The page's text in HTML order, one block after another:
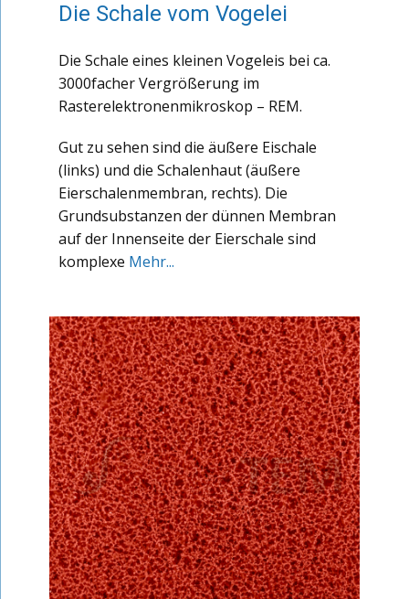
Die Schale vom Vogelei
Die Schale eines kleinen Vogeleis bei ca.
3000facher Vergrößerung im
Rasterelektronenmikroskop – REM.
Gut zu sehen sind die äußere Eischale
(links) und die Schalenhaut (äußere
Eierschalenmembran, rechts). Die
Grundsubstanzen der dünnen Membran
auf der Innenseite der Eierschale sind
komplexe Mehr...